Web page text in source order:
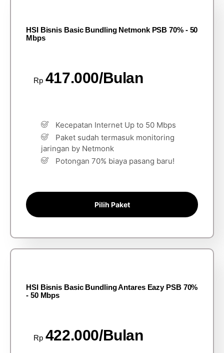
HSI Bisnis Basic Bundling Netmonk PSB 70% - 50
Mbps
Rp 417.000/Bulan
Kecepatan Internet Up to 50 Mbps
Paket sudah termasuk monitoring
jaringan by Netmonk
Potongan 70% biaya pasang baru!
Pilih Paket
HSI Bisnis Basic Bundling Antares Eazy PSB 70%
- 50 Mbps
Rp 422.000/Bulan